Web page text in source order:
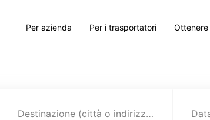
Per azienda Per i trasportatori
Destinazione (città o indirizzo)